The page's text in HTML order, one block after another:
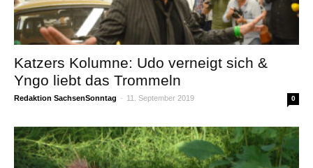
Katzers Kolumne: Udo verneigt sich &
Yngo liebt das Trommeln
Redaktion SachsenSonntag - 11. September 2019 0